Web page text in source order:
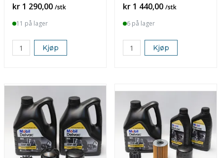
Pris
kr 1 290,00 /stk
11 på lager
Kjøp
Pris
kr 1 440,00 /stk
6 på lager
Kjøp